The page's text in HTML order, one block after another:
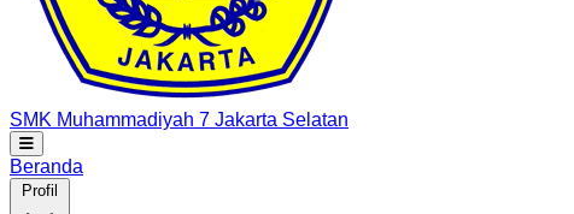
SMK Muhammadiyah 7 Jakarta Selatan
Beranda